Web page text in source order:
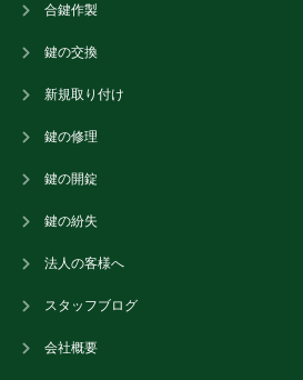
合鍵作製
鍵の交換
新規取り付け
鍵の修理
鍵の開錠
鍵の紛失
法人の客様へ
スタッフブログ
会社概要